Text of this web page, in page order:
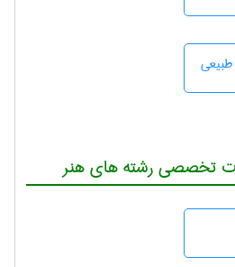
تخصصی رشته های هنر